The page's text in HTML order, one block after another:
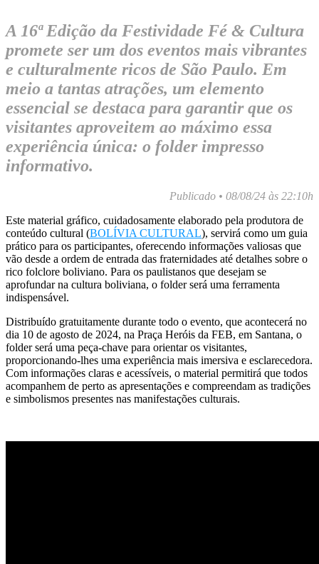
A 16ª Edição da Festividade Fé & Cultura
promete ser um dos eventos mais vibrantes
e culturalmente ricos de São Paulo. Em
meio a tantas atrações, um elemento
essencial se destaca para garantir que os
visitantes aproveitem ao máximo essa
experiência única: o folder impresso
informativo.
Publicado • 08/08/24 às 22:10h
Este material gráfico, cuidadosamente elaborado pela produtora de
conteúdo cultural (BOLÍVIA CULTURAL), servirá como um guia
prático para os participantes, oferecendo informações valiosas que
vão desde a ordem de entrada das fraternidades até detalhes sobre o
rico folclore boliviano. Para os paulistanos que desejam se
aprofundar na cultura boliviana, o folder será uma ferramenta
indispensável.
Distribuído gratuitamente durante todo o evento, que acontecerá no
dia 10 de agosto de 2024, na Praça Heróis da FEB, em Santana, o
folder será uma peça-chave para orientar os visitantes,
proporcionando-lhes uma experiência mais imersiva e esclarecedora.
Com informações claras e acessíveis, o material permitirá que todos
acompanhem de perto as apresentações e compreendam as tradições
e simbolismos presentes nas manifestações culturais.